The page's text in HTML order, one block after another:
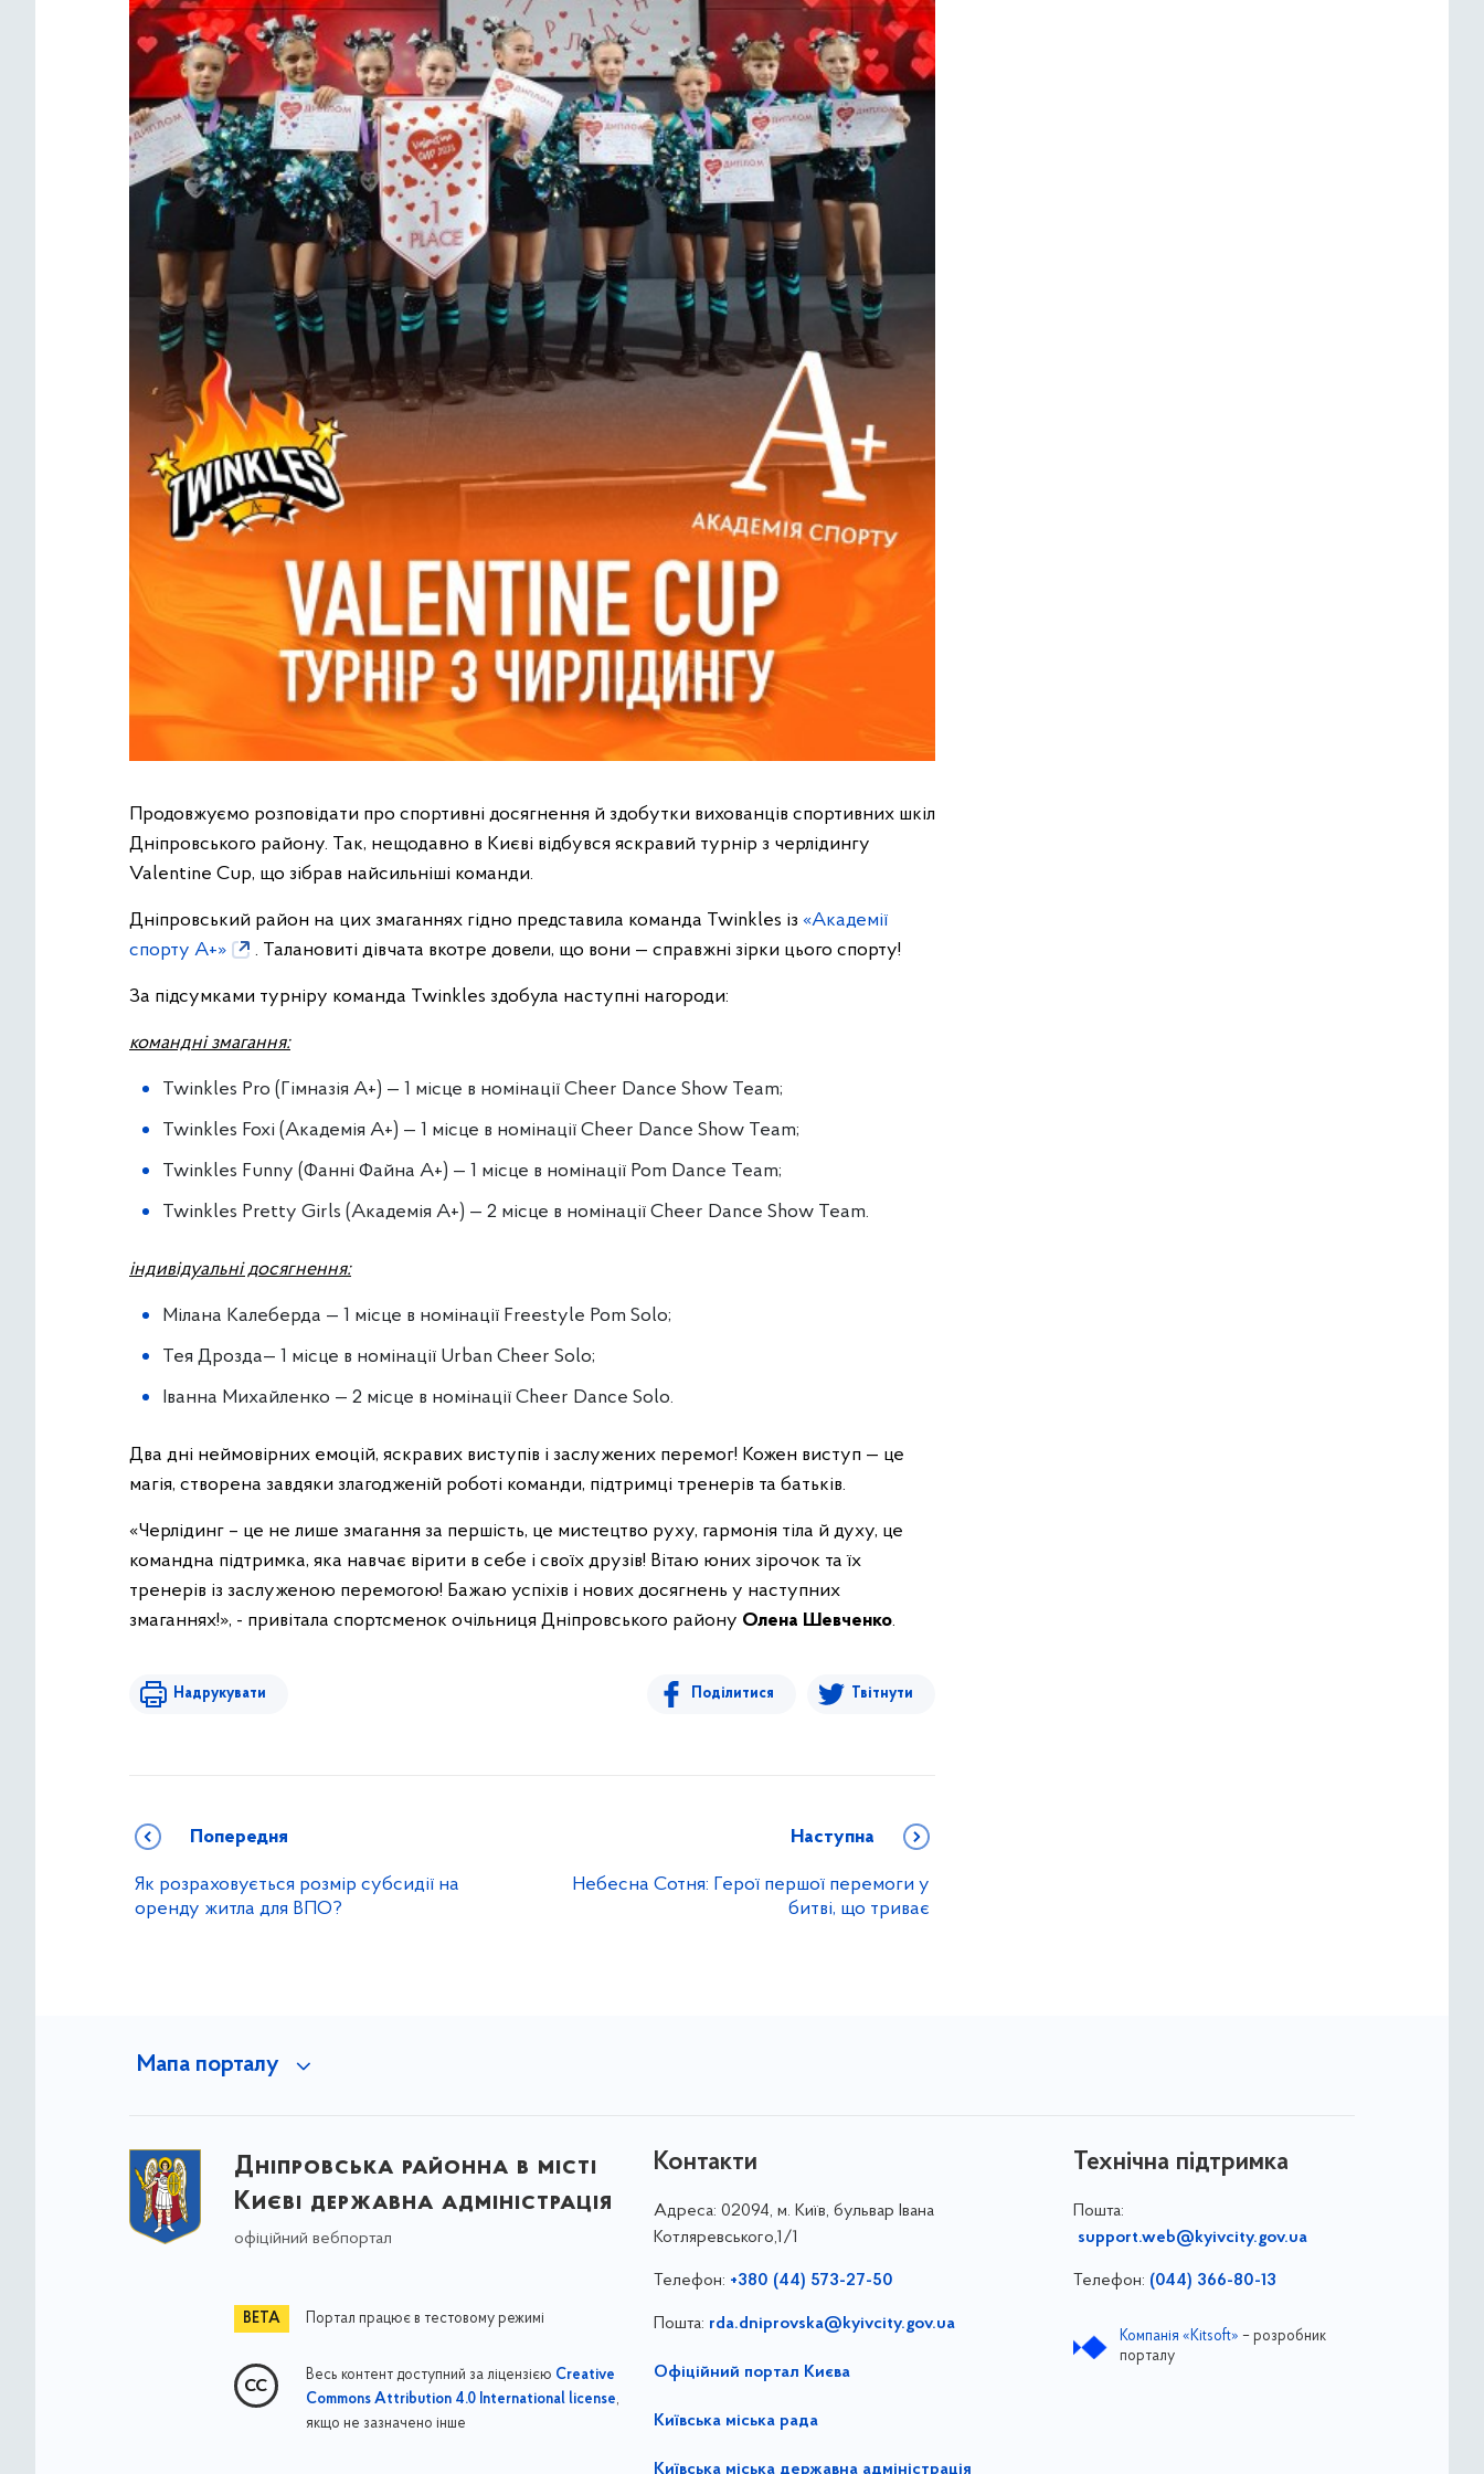
Продовжуємо розповідати про спортивні досягнення й здобутки вихованців спортивних шкіл
Дніпровського району. Так, нещодавно в Києві відбувся яскравий турнір з черлідингу
Valentine Cup, що зібрав найсильніші команди.
Дніпровський район на цих змаганнях гідно представила команда Twinkles із «Академії
спорту А+»
. Талановиті дівчата вкотре довели, що вони — справжні зірки цього спорту!
За підсумками турніру команда Twinkles здобула наступні нагороди:
командні змагання:
Twinkles Pro (Гімназія А+) — 1 місце в номінації Cheer Dance Show Team;
Twinkles Foxi (Академія А+) — 1 місце в номінації Cheer Dance Show Team;
Twinkles Funny (Фанні Файна А+) — 1 місце в номінації Pom Dance Team;
Twinkles Pretty Girls (Академія А+) — 2 місце в номінації Cheer Dance Show Team.
індивідуальні досягнення:
Мілана Калеберда — 1 місце в номінації Freestyle Pom Solo;
Тея Дрозда— 1 місце в номінації Urban Cheer Solo;
Іванна Михайленко — 2 місце в номінації Cheer Dance Solo.
Два дні неймовірних емоцій, яскравих виступів і заслужених перемог! Кожен виступ — це
магія, створена завдяки злагодженій роботі команди, підтримці тренерів та батьків.
«Черлідинг – це не лише змагання за першість, це мистецтво руху, гармонія тіла й духу, це
командна підтримка, яка навчає вірити в себе і своїх друзів! Вітаю юних зірочок та їх
тренерів із заслуженою перемогою! Бажаю успіхів і нових досягнень у наступних
змаганнях!», - привітала спортсменок очільниця Дніпровського району Олена Шевченко.
Надрукувати Поділитися Твітнути
Попередня
Як розраховується розмір субсидії на
оренду житла для ВПО?
Наступна
Небесна Сотня: Герої першої перемоги у
битві, що триває
Мапа порталу
Дніпровська районна в місті
Києві державна адміністрація
офіційний вебпортал
Портал працює в тестовому режимі
Весь контент доступний за ліцензією Creative
Commons Attribution 4.0 International license,
якщо не зазначено інше
Контакти
Адреса: 02094, м. Київ, бульвар Івана
Котляревського,1/1
Телефон: +380 (44) 573-27-50
Пошта: rda.dniprovska@kyivcity.gov.ua
Офіційний портал Києва
Київська міська рада
Київська міська державна адміністрація
Технічна підтримка
Пошта:
support.web@kyivcity.gov.ua
Телефон: (044) 366-80-13
Компанія «Kitsoft» – розробник
порталу